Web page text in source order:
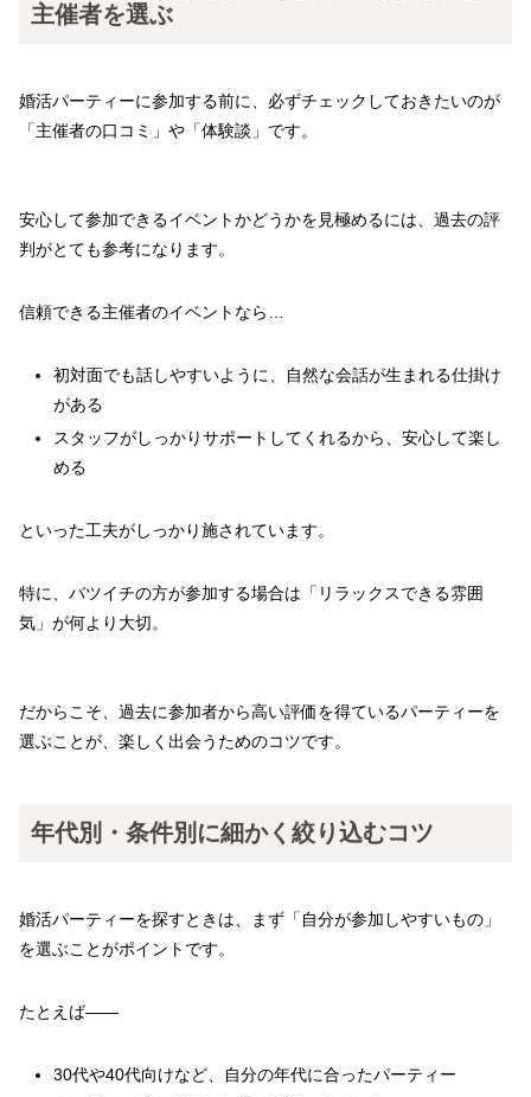
主催者を選ぶ
婚活パーティーに参加する前に、必ずチェックしておきたいのが
「主催者の口コミ」や「体験談」です。
安心して参加できるイベントかどうかを見極めるには、過去の評
判がとても参考になります。
信頼できる主催者のイベントなら…
初対面でも話しやすいように、自然な会話が生まれる仕掛け
がある
スタッフがしっかりサポートしてくれるから、安心して楽し
める
といった工夫がしっかり施されています。
特に、バツイチの方が参加する場合は「リラックスできる雰囲
気」が何より大切。
だからこそ、過去に参加者から高い評価を得ているパーティーを
選ぶことが、楽しく出会うためのコツです。
年代別・条件別に細かく絞り込むコツ
婚活パーティーを探すときは、まず「自分が参加しやすいもの」
を選ぶことがポイントです。
たとえば――
30代や40代向けなど、自分の年代に合ったパーティー